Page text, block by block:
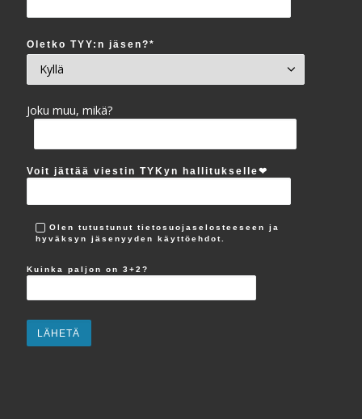
Oletko TYY:n jäsen?*
Joku muu, mikä?
Voit jättää viestin TYKyn hallitukselle‪❤︎
Olen tutustunut tietosuojaselosteeseen ja
hyväksyn jäsenyyden käyttöehdot.
Kuinka paljon on 3+2?